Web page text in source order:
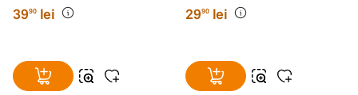
3990 lei 2990 lei